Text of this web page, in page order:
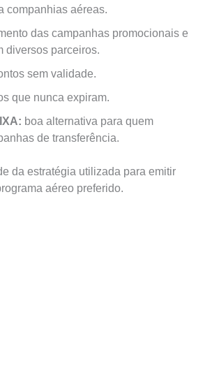
companhias aéreas.
das campanhas promocionais e
diversos parceiros.
sem validade.
que nunca expiram.
boa alternativa para quem
de transferência.
da estratégia utilizada para emitir
aéreo preferido.